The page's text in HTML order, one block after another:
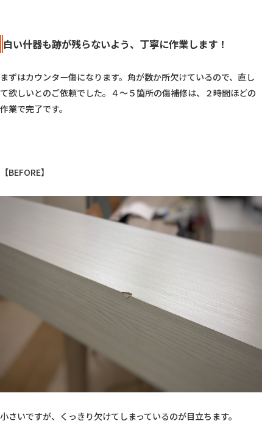
白い什器も跡が残らないよう、丁寧に作業します！
まずはカウンター傷になります。角が数か所欠けているので、直し
て欲しいとのご依頼でした。４〜５箇所の傷補修は、２時間ほどの
作業で完了です。
【BEFORE】
小さいですが、くっきり欠けてしまっているのが目立ちます。